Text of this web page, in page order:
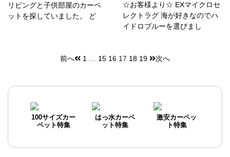
リビングと子供部屋のカーペ
ットを探していました。 ど
☆お客様より☆ EXマイクロセ
レクトラグ 海が好きなのでハ
イドロブルーを選びまし
稿
ビ
前へ 1 15 16 17 18 19 次へ
100サイズカー
ペット特集
はっ水カーペ
ット特集
激安カーペッ
ト特集